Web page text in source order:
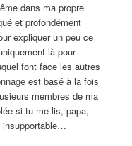
dans ma propre
et profondément
expliquer un peu ce
là pour
font face les autres
est basé à la fois
membres de ma
si tu me lis, papa,
insupportable…